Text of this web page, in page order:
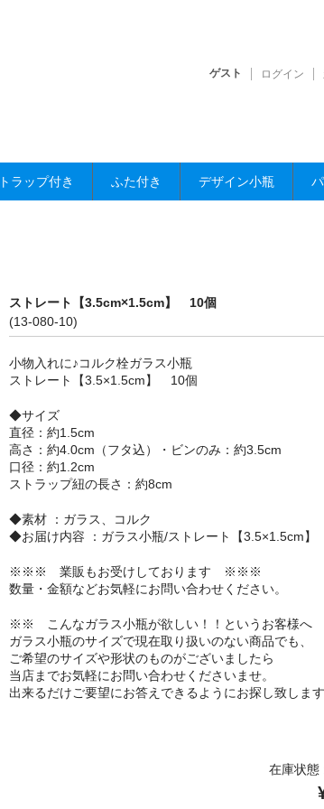
ゲスト ログイン
ラップ付き ふた付き デザイン小瓶
ストレート【3.5cm×1.5cm】 10個
(13-080-10)
小物入れに♪コルク栓ガラス小瓶
ストレート【3.5×1.5cm】 10個
◆サイズ
直径：約1.5cm
高さ：約4.0cm（フタ込）・ビンのみ：約3.5cm
口径：約1.2cm
ストラップ紐の長さ：約8cm
◆素材 ：ガラス、コルク
◆お届け内容 ：ガラス小瓶/ストレート【3.5×1.5cm
※※※ 業販もお受けしております ※※※
数量・金額などお気軽にお問い合わせください。
※※ こんなガラス小瓶が欲しい！！というお客
ガラス小瓶のサイズで現在取り扱いのない商品でも、
ご希望のサイズや形状のものがございましたら
当店までお気軽にお問い合わせくださいませ。
出来るだけご要望にお答えできるようにお探し致します
在庫状態